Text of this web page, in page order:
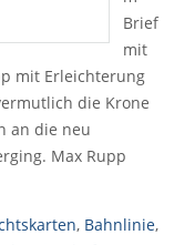
Brief
mit
mit Erleichterung
die Krone
an die neu
Max Rupp
, Bahnlinie,